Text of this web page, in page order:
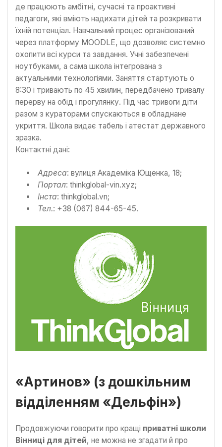
де працюють амбітні, сучасні та проактивні
педагоги, які вміють надихати дітей та розкривати
їхній потенціал. Навчальний процес організований
через платформу MOODLE, що дозволяє системно
охопити всі курси та завдання. Учні забезпечені
ноутбуками, а сама школа інтегрована з
актуальними технологіями. Заняття стартують о
8:30 і тривають по 45 хвилин, передбачено тривалу
перерву на обід і прогулянку. Під час тривоги діти
разом з кураторами спускаються в обладнане
укриття. Школа видає табель і атестат державного
зразка.
Контактні дані:
Адреса: вулиця Академіка Ющенка, 18;
Портал: thinkglobal-vin.xyz;
Інста: thinkglobal.vn;
Тел.: +38 (067) 844-65-45.
«Артинов» (з дошкільним
відділенням «Дельфін»)
Продовжуючи говорити про кращі приватні школи
Вінниці для дітей, не можна не згадати й про